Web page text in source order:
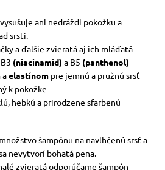
ani nedráždi pokožku a
srsti.
a ďalšie zvieratá aj ich mláďatá
(niacinamid) a B5 (panthenol)
aelastínom pre jemnú a pružnú srsť
k pokožke
hebkú a prirodzene sfarbenú
šampónu na navlhčenú srsť a
nevytvorí bohatá pena.
zvieratá odporúčame šampón